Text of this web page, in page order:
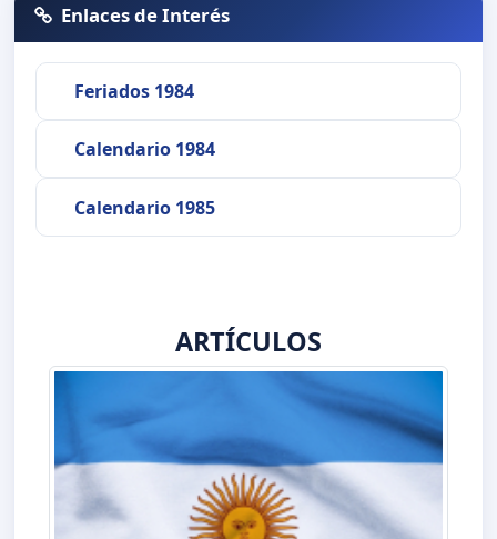
Enlaces de Interés
Feriados 1984
Calendario 1984
Calendario 1985
ARTÍCULOS